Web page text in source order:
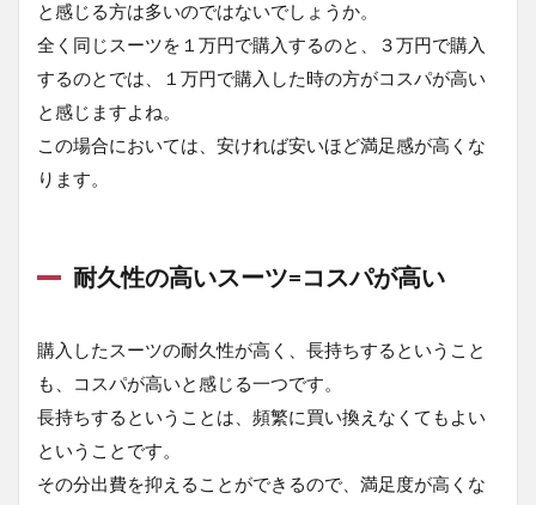
1.4.1
コスパ
「スー
ツをす
ち帰る
クサー
ビス
コスパ
が高い
ンドの
スーツ
があ
る」＝
と感じる方は多いのではないでしょうか。
全く同じスーツを１万円で購入するのと、３万円で購入
するのとでは、１万円で購入した時の方がコスパが高い
と感じますよね。
この場合においては、安ければ安いほど満足感が高くな
ります。
耐久性の高いスーツ=コスパが高い
購入したスーツの耐久性が高く、長持ちするということ
も、コスパが高いと感じる一つです。
長持ちするということは、頻繁に買い換えなくてもよい
ということです。
その分出費を抑えることができるので、満足度が高くな